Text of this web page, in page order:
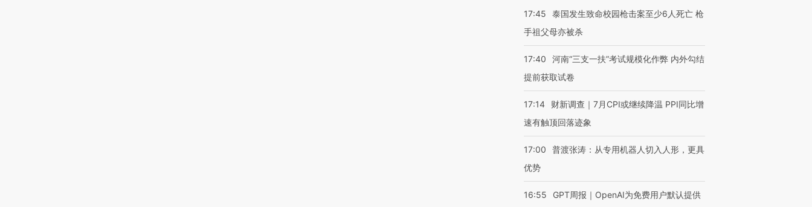
17:45
泰国发生致命校园枪击案至少6人死亡 枪
手祖父母亦被杀
17:40
河南“三支一扶”考试规模化作弊 内外勾结
提前获取试卷
17:14
财新调查｜7月CPI或继续降温 PPI同比增
速有触顶回落迹象
17:00
普渡张涛：从专用机器人切入人形，更具
优势
16:55
GPT周报｜OpenAI为免费用户默认提供